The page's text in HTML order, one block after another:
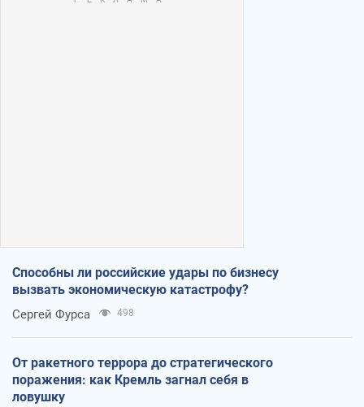
Способны ли российские удары по бизнесу
вызвать экономическую катастрофу?
Сергей Фурса 498
От ракетного террора до стратегического
поражения: как Кремль загнал себя в
ловушку